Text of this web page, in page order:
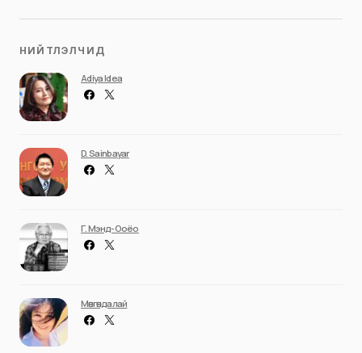
НИЙТЛЭЛЧИД
Adiya Idea
D. Sainbayar
Г. Мэнд-Ооёо
Мөнгөндалай